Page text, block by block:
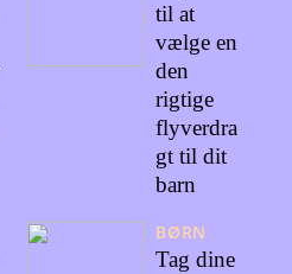
til at
vælge en
den
rigtige
flyverdra
gt til dit
barn
BØRN
Tag dine